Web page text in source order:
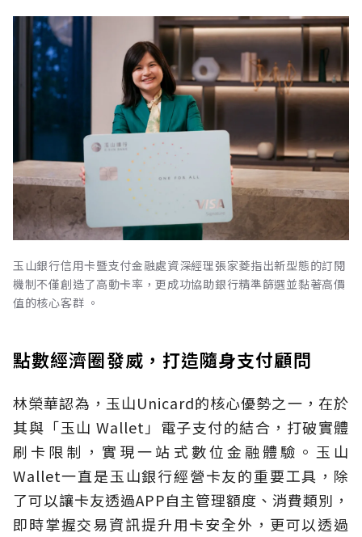
玉山銀行信用卡暨支付金融處資深經理張家菱指出新型態的訂閱
機制不僅創造了高動卡率，更成功協助銀行精準篩選並黏著高價
值的核心客群 。
點數經濟圈發威，打造隨身支付顧問
林榮華認為，玉山Unicard的核心優勢之一，在於
其與「玉山 Wallet」電子支付的結合，打破實體
刷卡限制，實現一站式數位金融體驗。玉山
Wallet一直是玉山銀行經營卡友的重要工具，除
了可以讓卡友透過APP自主管理額度、消費類別，
即時掌握交易資訊提升用卡安全外，更可以透過